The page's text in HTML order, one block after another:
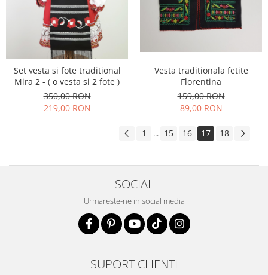
Set vesta si fote traditional
Mira 2 - ( o vesta si 2 fote )
350,00 RON
219,00 RON
Vesta traditionala fetite
Florentina
159,00 RON
89,00 RON
1 ... 15 16 17 18
SOCIAL
Urmareste-ne in social media
SUPORT CLIENTI